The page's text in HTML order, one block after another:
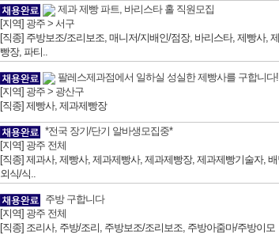
제과 제빵 파트, 바리스타 홀 직원모집
[지역] 광주 > 서구
[직종] 주방보조/조리보조, 매니저/지배인/점장, 바리스타, 제빵사,
빵장, 파티..
팔레스제과점에서 일하실 성실한 제빵사를 구합니다!
[지역] 광주 > 광산구
[직종] 제빵사, 제과제빵장
*전국 장기/단기 알바생모집중*
[지역] 광주 전체
[직종] 제과사, 제빵사, 제과제빵사, 제과제빵장, 제과제빵기술자,
외식/식..
주방 구합니다
[지역] 광주 전체
[직종] 조리사, 주방/조리, 주방보조/조리보조, 주방아줌마/주방이모